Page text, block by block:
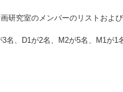
研究室のメンバーのリストおよ
名、D1が2名、M2が5名、M1が1